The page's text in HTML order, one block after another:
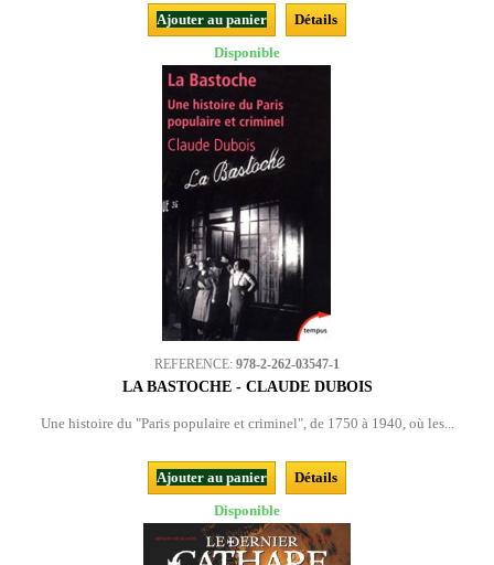
Ajouter au panier
Détails
Disponible
REFERENCE: 978-2-262-03547-1
LA BASTOCHE - CLAUDE DUBOIS
Une histoire du "Paris populaire et criminel", de 1750 à 1940, où les...
Ajouter au panier
Détails
Disponible